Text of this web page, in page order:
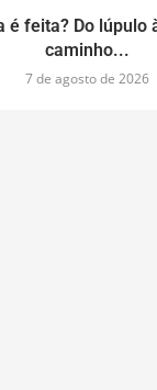
é feita? Do lúpulo
caminho...
7 de agosto de 2026